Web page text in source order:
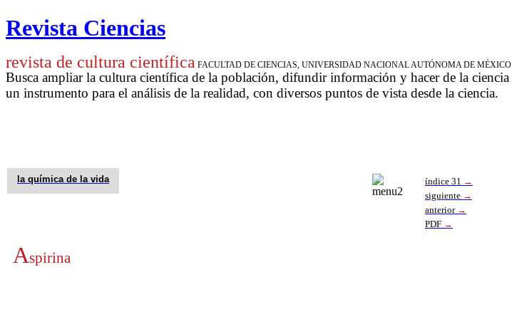
Revista Ciencias
revista de cultura científica FACULTAD DE CIENCIAS, UNIVERSIDAD NACIONAL AUTÓNOMA DE MÉXICO
Busca ampliar la cultura científica de la población, difundir información y hacer de la ciencia
un instrumento para el análisis de la realidad, con diversos puntos de vista desde la ciencia.
la química de la vida índice 31 →
siguiente →
anterior →
PDF →
Aspirina